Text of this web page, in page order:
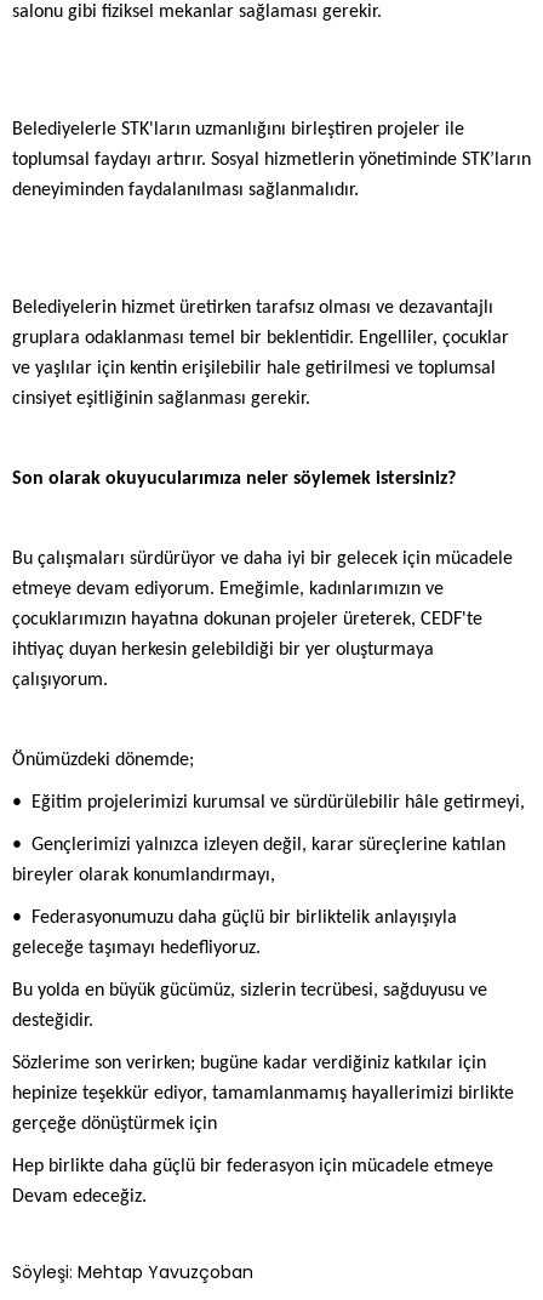
salonu gibi fiziksel mekanlar sağlaması gerekir.
Belediyelerle STK'ların uzmanlığını birleştiren projeler ile
toplumsal faydayı artırır. Sosyal hizmetlerin yönetiminde STK’ların
deneyiminden faydalanılması sağlanmalıdır.
Belediyelerin hizmet üretirken tarafsız olması ve dezavantajlı
gruplara odaklanması temel bir beklentidir. Engelliler, çocuklar
ve yaşlılar için kentin erişilebilir hale getirilmesi ve toplumsal
cinsiyet eşitliğinin sağlanması gerekir.
Son olarak okuyucularımıza neler söylemek istersiniz?
Bu çalışmaları sürdürüyor ve daha iyi bir gelecek için mücadele
etmeye devam ediyorum. Emeğimle, kadınlarımızın ve
çocuklarımızın hayatına dokunan projeler üreterek, CEDF'te
ihtiyaç duyan herkesin gelebildiği bir yer oluşturmaya
çalışıyorum.
Önümüzdeki dönemde;
•⁠ ⁠Eğitim projelerimizi kurumsal ve sürdürülebilir hâle getirmeyi,
•⁠ ⁠Gençlerimizi yalnızca izleyen değil, karar süreçlerine katılan
bireyler olarak konumlandırmayı,
•⁠ ⁠Federasyonumuzu daha güçlü bir birliktelik anlayışıyla
geleceğe taşımayı hedefliyoruz.
Bu yolda en büyük gücümüz, sizlerin tecrübesi, sağduyusu ve
desteğidir.
Sözlerime son verirken; bugüne kadar verdiğiniz katkılar için
hepinize teşekkür ediyor, tamamlanmamış hayallerimizi birlikte
gerçeğe dönüştürmek için
Hep birlikte daha güçlü bir federasyon için mücadele etmeye
Devam edeceğiz.
Söyleşi: Mehtap Yavuzçoban